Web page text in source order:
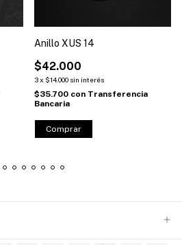
Anillo XUS 14
$42.000
3x $14.000 sin interés
$35.700 con Transferencia
Bancaria
Comprar